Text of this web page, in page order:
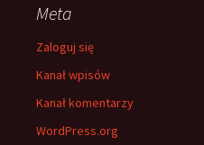
Meta
Zaloguj się
Kanał wpisów
Kanał komentarzy
WordPress.org